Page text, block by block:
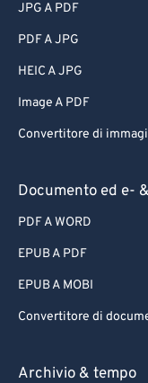
JPG A PDF
PDF A JPG
HEIC A JPG
Image A PDF
Convertitore di
Documento ed e- &
PDF A WORD
EPUB A PDF
EPUB A MOBI
Convertitore di
Archivio & tempo